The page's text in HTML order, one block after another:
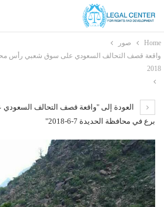
Home
صور
2018
العودة إلى "واقعة قصف التحالف
برع في محافظة الحديدة 7-6-2018"